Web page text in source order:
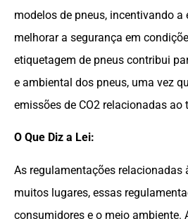
modelos de pneus, incentivando
melhorar a segurança em
etiquetagem de pneus contribui
e ambiental dos pneus, uma vez
emissões de CO2 relacionadas ao
O Que Diz a Lei:
As regulamentações relacionadas
muitos lugares, essas
consumidores e o meio ambiente.